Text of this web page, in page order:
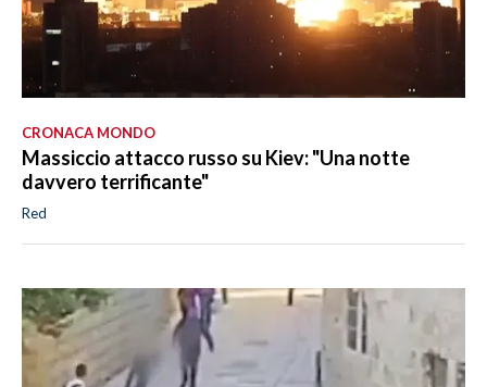
CRONACA MONDO
Massiccio attacco russo su Kiev: "Una notte
davvero terrificante"
Red